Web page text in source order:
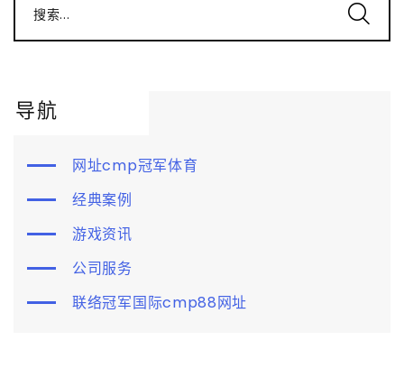
搜索...
导航
网址cmp冠军体育
经典案例
游戏资讯
公司服务
联络冠军国际cmp88网址